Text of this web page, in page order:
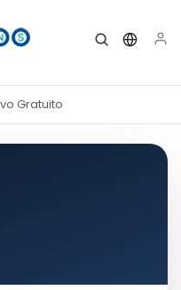
Gratuito